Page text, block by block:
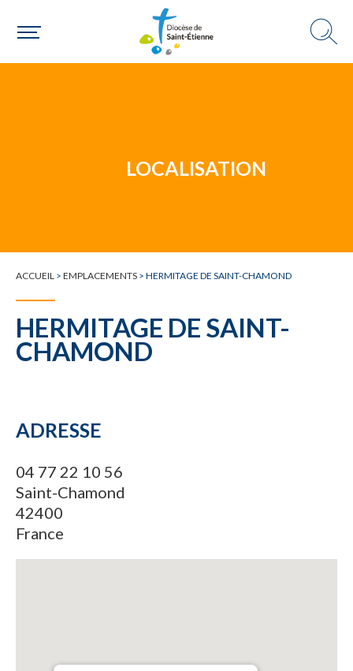
LOCALISATION
ACCUEIL > EMPLACEMENTS > HERMITAGE DE SAINT-CHAMOND
HERMITAGE DE SAINT-
CHAMOND
ADRESSE
04 77 22 10 56
Saint-Chamond
42400
France